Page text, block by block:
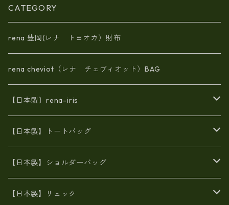
CATEGORY
rena 豊岡(レナ トヨオカ）財布
rena cheviot（レナ チェヴィオット）BAG
【日本製〕rena-iris
エナメル（パテント）レザー
牛革製品トート・ショルダー
牛革製品リュック
【日本製】トートバッグ
火山灰染めバッグ
8号帆布
ヌメ革バッグ
【日本製】ショルダーバッグ
漂流ロープバッグ
【日本製】リュック